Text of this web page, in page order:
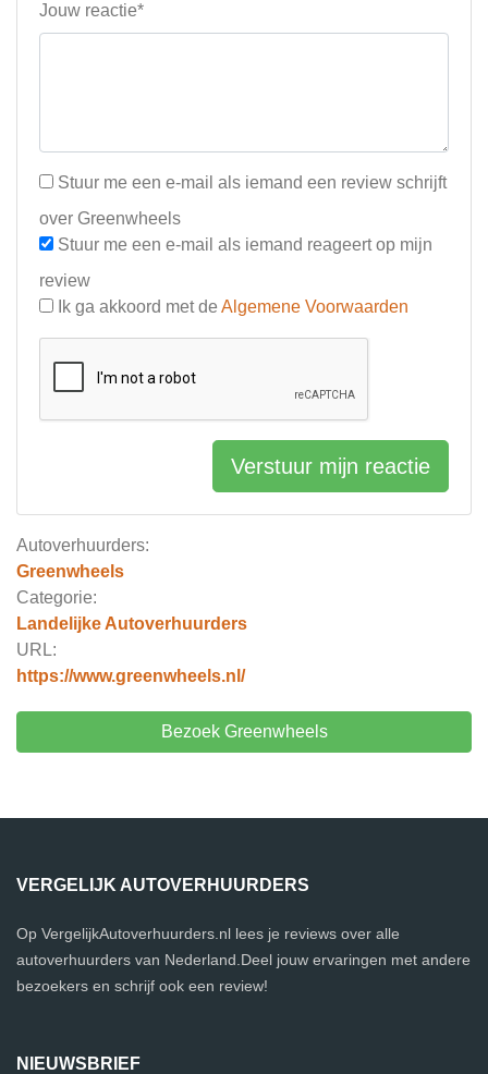
Autoverhuurders:
Greenwheels
Categorie:
Landelijke Autoverhuurders
URL:
https://www.greenwheels.nl/
Bezoek Greenwheels
Jouw reactie*
Stuur me een e-mail als iemand een review schrijft
over Greenwheels
Stuur me een e-mail als iemand reageert op mijn
review
Ik ga akkoord met de Algemene Voorwaarden
Verstuur mijn reactie
VERGELIJK AUTOVERHUURDERS
Op VergelijkAutoverhuurders.nl lees je reviews over alle
autoverhuurders van Nederland.Deel jouw ervaringen met andere
bezoekers en schrijf ook een review!
NIEUWSBRIEF